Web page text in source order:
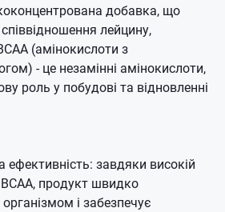
добавка, що
лейцину,
(амінокислоти з
- це незамінні амінокислоти,
роль у побудові та відновленні
завдяки високій
BCAA, продукт швидко
і забезпечує